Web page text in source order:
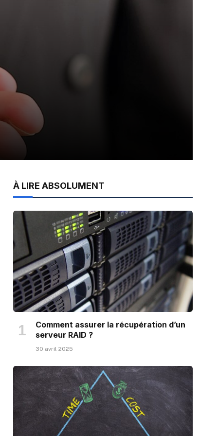
À LIRE ABSOLUMENT
Comment assurer la récupération d’un
serveur RAID ?
30 avril 2025